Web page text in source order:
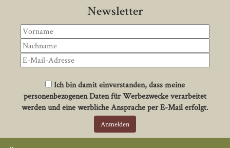
Newsletter
Ich bin damit einverstanden, dass meine
personenbezogenen Daten für Werbezwecke verarbeitet
werden und eine werbliche Ansprache per E-Mail erfolgt.